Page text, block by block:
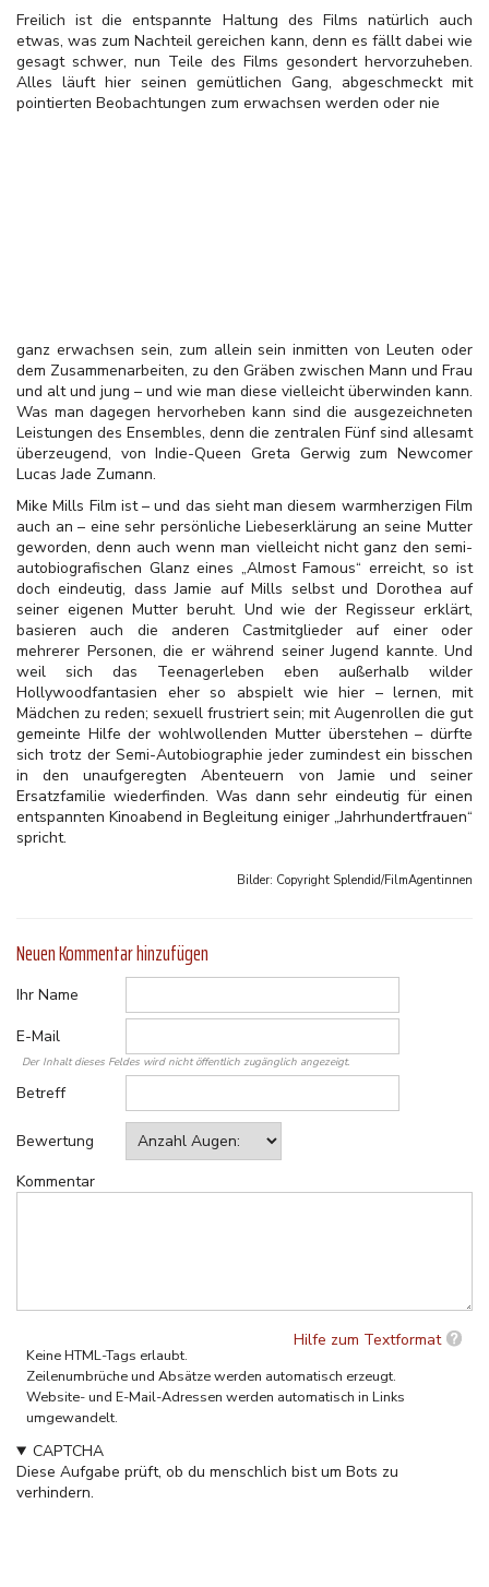
Freilich ist die entspannte Haltung des Films natürlich auch
etwas, was zum Nachteil gereichen kann, denn es fällt dabei wie
gesagt schwer, nun Teile des Films gesondert hervorzuheben.
Alles läuft hier seinen gemütlichen Gang, abgeschmeckt mit
pointierten Beobachtungen zum erwachsen werden oder nie
ganz erwachsen sein, zum allein sein inmitten von Leuten oder
dem Zusammenarbeiten, zu den Gräben zwischen Mann und Frau
und alt und jung – und wie man diese vielleicht überwinden kann.
Was man dagegen hervorheben kann sind die ausgezeichneten
Leistungen des Ensembles, denn die zentralen Fünf sind allesamt
überzeugend, von Indie-Queen Greta Gerwig zum Newcomer
Lucas Jade Zumann.
Mike Mills Film ist – und das sieht man diesem warmherzigen Film
auch an – eine sehr persönliche Liebeserklärung an seine Mutter
geworden, denn auch wenn man vielleicht nicht ganz den semi-
autobiografischen Glanz eines „Almost Famous“ erreicht, so ist
doch eindeutig, dass Jamie auf Mills selbst und Dorothea auf
seiner eigenen Mutter beruht. Und wie der Regisseur erklärt,
basieren auch die anderen Castmitglieder auf einer oder
mehrerer Personen, die er während seiner Jugend kannte. Und
weil sich das Teenagerleben eben außerhalb wilder
Hollywoodfantasien eher so abspielt wie hier – lernen, mit
Mädchen zu reden; sexuell frustriert sein; mit Augenrollen die gut
gemeinte Hilfe der wohlwollenden Mutter überstehen – dürfte
sich trotz der Semi-Autobiographie jeder zumindest ein bisschen
in den unaufgeregten Abenteuern von Jamie und seiner
Ersatzfamilie wiederfinden. Was dann sehr eindeutig für einen
entspannten Kinoabend in Begleitung einiger „Jahrhundertfrauen“
spricht.
Bilder: Copyright Splendid/FilmAgentinnen
Neuen Kommentar hinzufügen
Ihr Name
E-Mail
Der Inhalt dieses Feldes wird nicht öffentlich zugänglich angezeigt.
Betreff
Bewertung
Kommentar
Hilfe zum Textformat
Keine HTML-Tags erlaubt.
Zeilenumbrüche und Absätze werden automatisch erzeugt.
Website- und E-Mail-Adressen werden automatisch in Links
umgewandelt.
CAPTCHA
Diese Aufgabe prüft, ob du menschlich bist um Bots zu
verhindern.